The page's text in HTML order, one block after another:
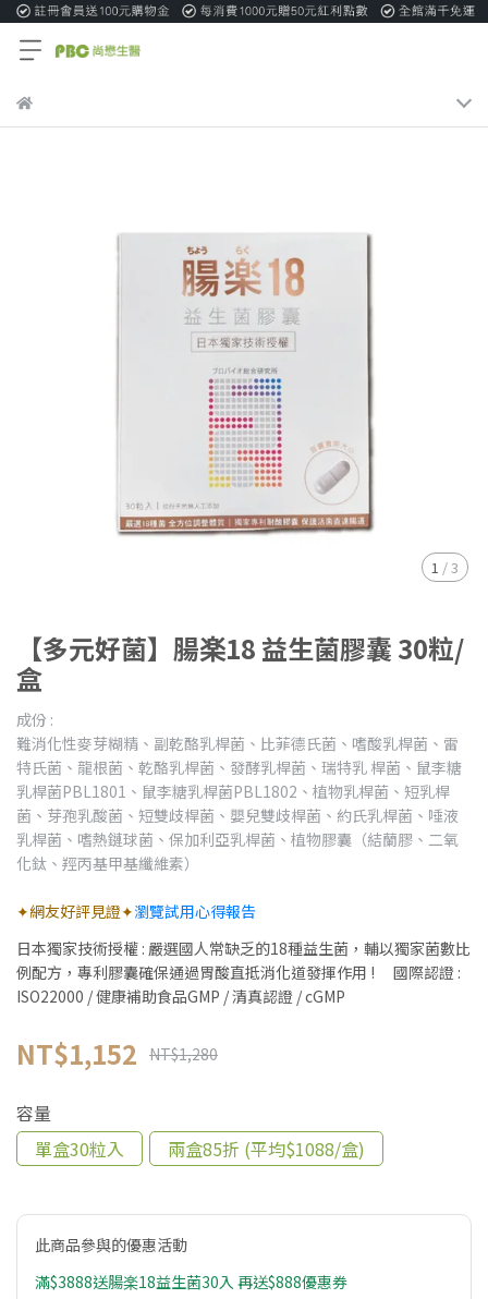
1 /3
【多元好菌】腸楽18 益生菌膠囊 30粒/
盒
成份 :
難消化性麥芽糊精、副乾酪乳桿菌、比菲德氏菌、嗜酸乳桿菌、雷
特氏菌、龍根菌、乾酪乳桿菌、發酵乳桿菌、瑞特乳 桿菌、鼠李糖
乳桿菌PBL1801、鼠李糖乳桿菌PBL1802、植物乳桿菌、短乳桿
菌、芽孢乳酸菌、短雙歧桿菌、嬰兒雙歧桿菌、約氏乳桿菌、唾液
乳桿菌、嗜熱鏈球菌、保加利亞乳桿菌、植物膠囊（結蘭膠、二氧
化鈦、羥丙基甲基纖維素）
✦網友好評見證✦瀏覽試用心得報告
日本獨家技術授權 : 嚴選國人常缺乏的18種益生菌，輔以獨家菌數比
例配方，專利膠囊確保通過胃酸直抵消化道發揮作用 ! 國際認證 :
ISO22000 / 健康補助食品GMP / 清真認證 / cGMP
NT$1,152 NT$1,280
容量
單盒30粒入
兩盒85折 (平均$1088/盒)
此商品參與的優惠活動
滿$3888送腸楽18益生菌30入 再送$888優惠券